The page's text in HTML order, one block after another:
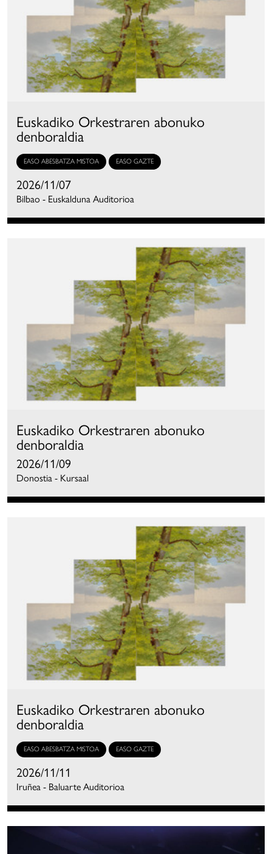
Euskadiko Orkestraren abonuko
denboraldia
EASO ABESBATZA MISTOA EASO GAZTE
2026/11/07
Bilbao - Euskalduna Auditorioa
Euskadiko Orkestraren abonuko
denboraldia
2026/11/09
Donostia - Kursaal
Euskadiko Orkestraren abonuko
denboraldia
EASO ABESBATZA MISTOA EASO GAZTE
2026/11/11
Iruñea - Baluarte Auditorioa